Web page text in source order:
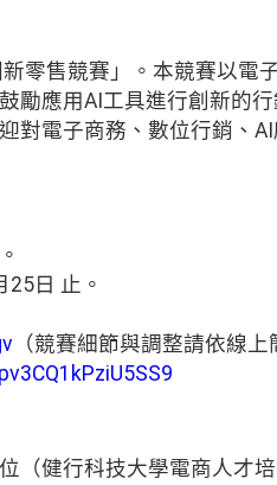
零售競賽」。本競賽以電
勵應用AI工具進行創新的行
對電子商務、數位行銷、
日 止。
（競賽細節與調整請依線上
（健行科技大學電商人才培